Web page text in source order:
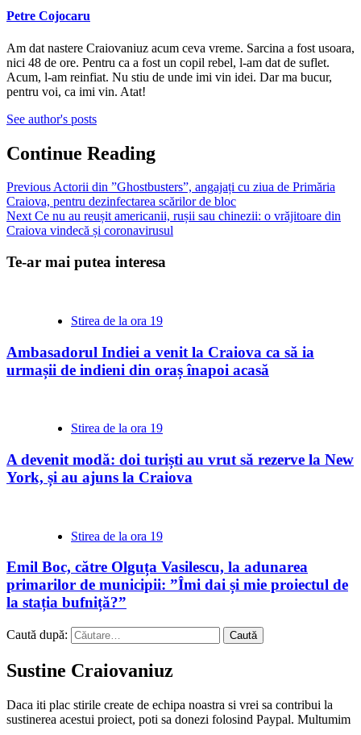
Petre Cojocaru
Am dat nastere Craiovaniuz acum ceva vreme. Sarcina a fost usoara,
nici 48 de ore. Pentru ca a fost un copil rebel, l-am dat de suflet.
Acum, l-am reinfiat. Nu stiu de unde imi vin idei. Dar ma bucur,
pentru voi, ca imi vin. Atat!
See author's posts
Continue Reading
PreviousActorii din ”Ghostbusters”, angajați cu ziua de Primăria
Craiova, pentru dezinfectarea scărilor de bloc
NextCe nu au reușit americanii, rușii sau chinezii: o vrăjitoare din
Craiova vindecă și coronavirusul
Te-ar mai putea interesa
Stirea de la ora 19
Ambasadorul Indiei a venit la Craiova ca să ia
urmașii de indieni din oraș înapoi acasă
Stirea de la ora 19
A devenit modă: doi turiști au vrut să rezerve la New
York, și au ajuns la Craiova
Stirea de la ora 19
Emil Boc, către Olguța Vasilescu, la adunarea
primarilor de municipii: ”Îmi dai și mie proiectul de
la stația bufniță?”
Caută după:
Sustine Craiovaniuz
Daca iti plac stirile create de echipa noastra si vrei sa contribui la
sustinerea acestui proiect, poti sa donezi folosind Paypal. Multumim